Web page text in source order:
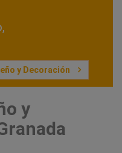
y Decoración
y